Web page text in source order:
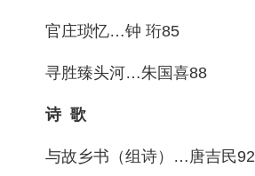
官庄琐忆…钟 珩85
寻胜臻头河…朱国喜88
诗 歌
与故乡书（组诗）…唐吉民92